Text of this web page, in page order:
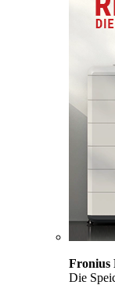
Fronius
Die